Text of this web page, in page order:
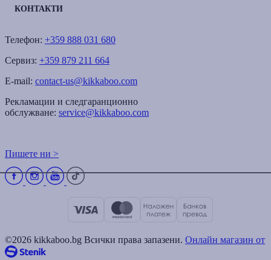
КОНТАКТИ
Телефон: +359 888 031 680
Сервиз: +359 879 211 664
E-mail: contact-us@kikkaboo.com
Рекламации и следгаранционно
обслужване: service@kikkaboo.com
Пишете ни >
©2026 kikkaboo.bg Всички права запазени. Онлайн магазин от